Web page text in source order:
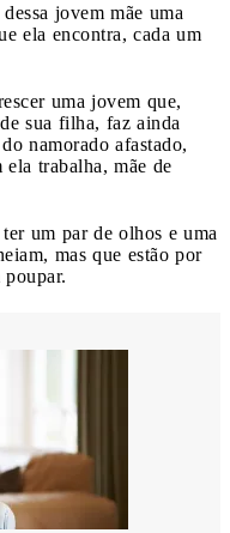
jovem mãe uma
ela encontra, cada um
uma jovem que,
sua filha, faz ainda
namorado afastado,
trabalha, mãe de
um par de olhos e uma
mas que estão por